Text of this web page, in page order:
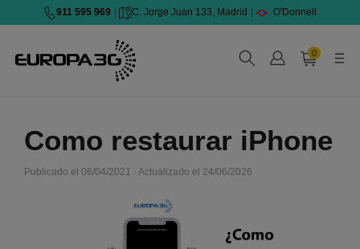
911 595 969 C. Jorge Juan 133, Madrid O'Donnell
0
Como restaurar iPhone
Publicado el 06/04/2021 · Actualizado el 24/06/2026